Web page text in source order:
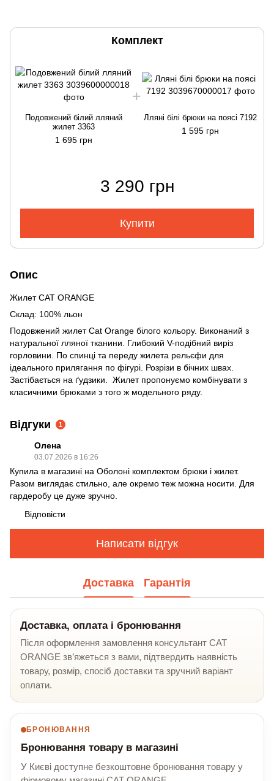
Комплект
Подовжений білий лляний
жилет 3363
1 695 грн
Лляні білі брюки на поясі 7192
1 595 грн
3 290 грн
Купити
Опис
Жилет CAT ORANGE
Склад: 100% льон
Подовжений жилет Cat Orange білого кольору. Виконаний з
натуральної лляної тканини. Глибокий V-подібний виріз
горловини. По спинці та переду жилета рельєфи для
ідеального прилягання по фігурі. Розрізи в бічних швах.
Застібається на ґудзики. Жилет пропонуємо комбінувати з
класичними брюками з того ж модельного ряду.
Відгуки 1
Олена
03.07.2026 в 16:26
Купила в магазині на Оболоні комплектом брюки і жилет.
Разом виглядає стильно, але окремо теж можна носити. Для
гардеробу це дуже зручно.
Відповісти
Написати відгук
Доставка Гарантія
Доставка, оплата і бронювання
Після оформлення замовлення консультант CAT
ORANGE зв’яжеться з вами, підтвердить наявність
товару, розмір, спосіб доставки та зручний варіант
оплати.
БРОНЮВАННЯ
Бронювання товару в магазині
У Києві доступне безкоштовне бронювання товару у